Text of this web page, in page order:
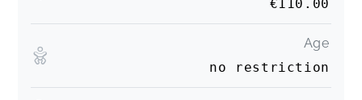
€110.00
Age
no restriction